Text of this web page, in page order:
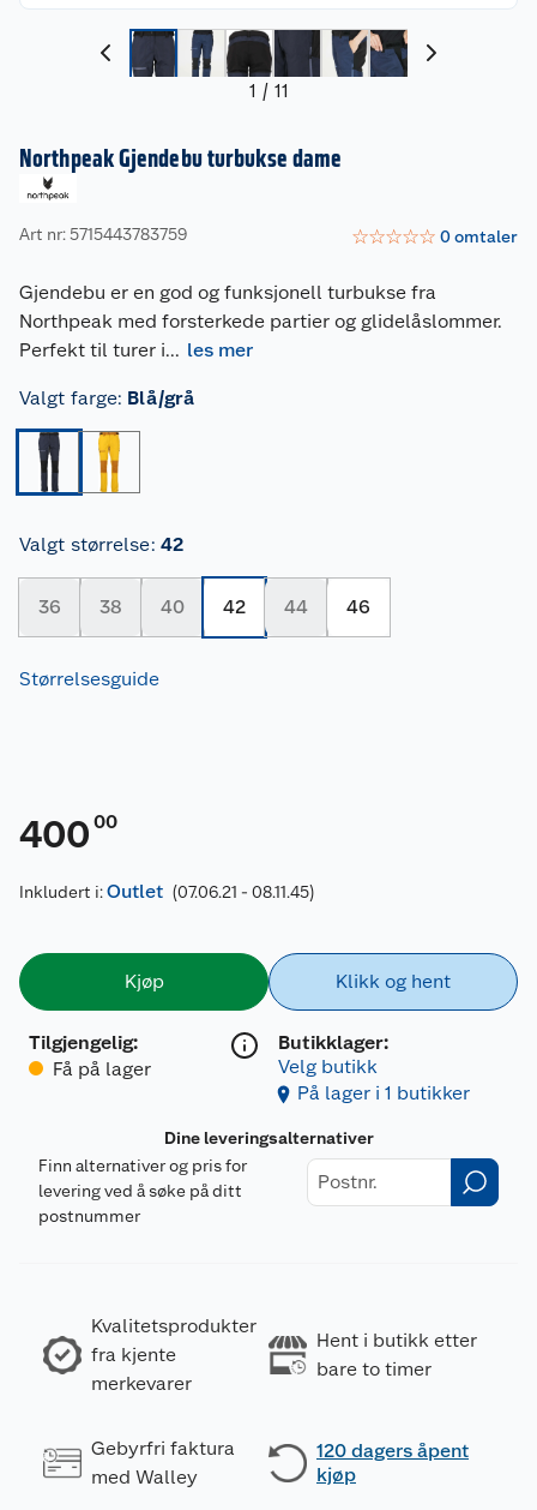
1 / 11
Northpeak Gjendebu turbukse dame
Art nr: 5715443783759 ☆☆☆☆☆ 0omtaler
Gjendebu er en god og funksjonell turbukse fra
Northpeak med forsterkede partier og glidelåslommer.
Perfekt til turer i... les mer
Valgt farge: Blå/grå
Valgt størrelse: 42
36 38 40 42 44 46
Størrelsesguide
400 00
Inkludert i:Outlet (07.06.21 - 08.11.45)
Kjøp
Tilgjengelig:
Få på lager
Klikk og hent
Butikklager:
Velg butikk
På lager i 1 butikker
Dine leveringsalternativer
Finn alternativer og pris for
levering ved å søke på ditt
postnummer
Kvalitetsprodukter
fra kjente
merkevarer
Hent i butikk etter
bare to timer
Gebyrfri faktura
med Walley
120 dagers åpent
kjøp